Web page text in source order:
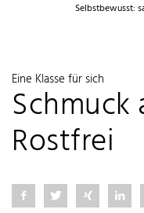
Selbstbewusst:
Eine Klasse für sich
Schmuck
Rostfrei